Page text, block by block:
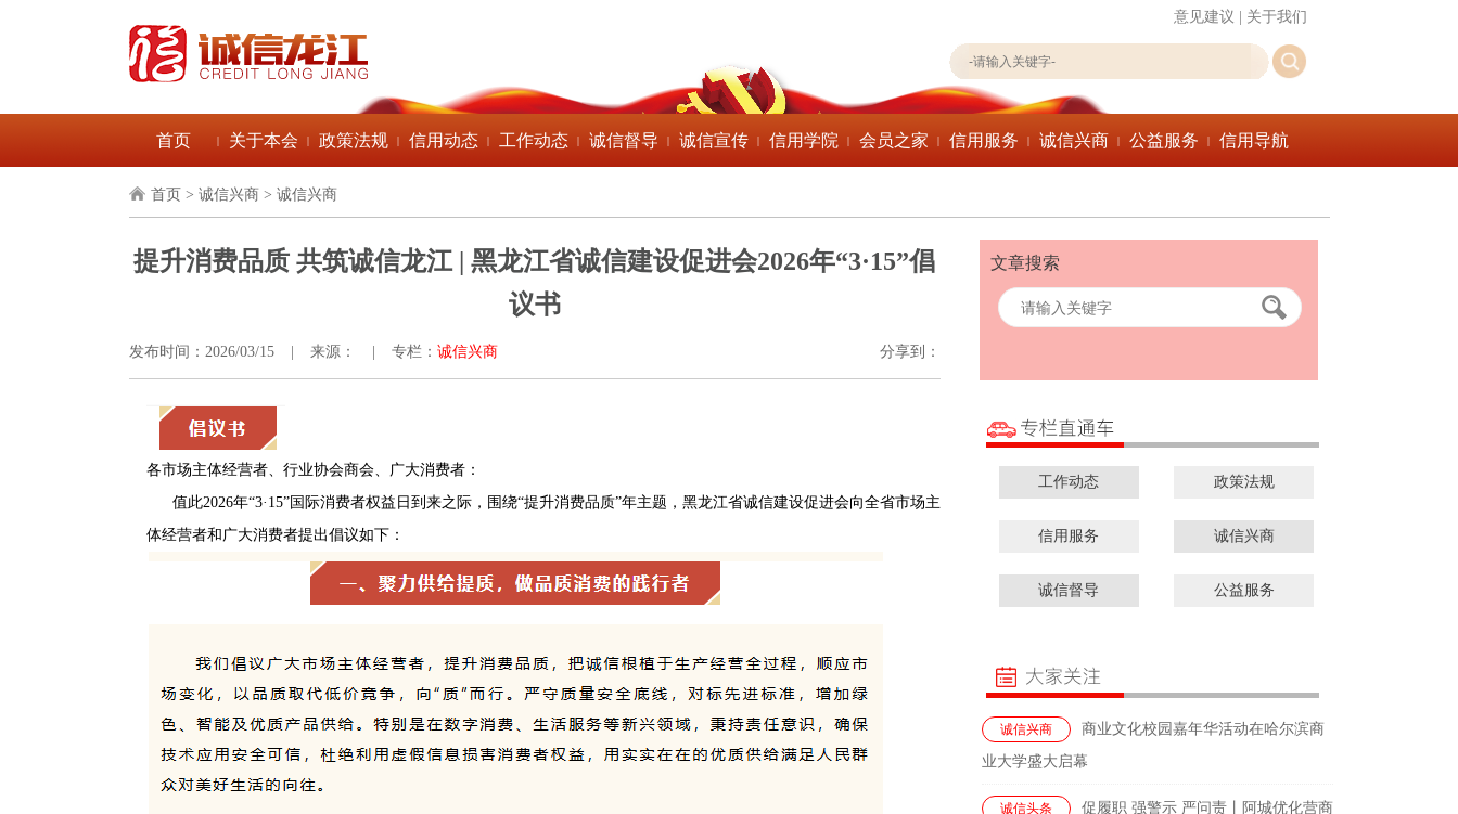
意见建议 关于我们
首页 | 关于本会 | 政策法规 | 信用动态 | 工作动态 | 诚信督导 | 诚信宣传 | 信用学院 | 会员之家 | 信用服务 | 诚信兴商 | 公益服务 | 信用导航
首页 > 诚信兴商 > 诚信兴商
提升消费品质 共筑诚信龙江 | 黑龙江省诚信建设促进会2026年“3·15”倡
议书
发布时间：2026/03/15 来源： 专栏： 诚信兴商 分享到：
各市场主体经营者、行业协会商会、广大消费者：
值此2026年“3·15”国际消费者权益日到来之际，围绕“提升消费品质”年主题，黑龙江省诚信建设促进会向全省市场主
体经营者和广大消费者提出倡议如下：
文章搜索
工作动态 政策法规
信用服务 诚信兴商
诚信督导 公益服务
诚信兴商
商业文化校园嘉年华活动在哈尔滨商
业大学盛大启幕
诚信头条
促履职 强警示 严问责丨阿城优化营商